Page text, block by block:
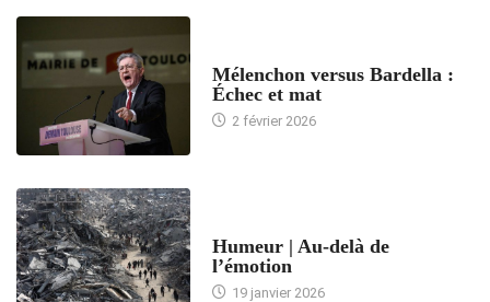
Mélenchon versus Bardella :
Échec et mat
2 février 2026
Humeur | Au-delà de
l’émotion
19 janvier 2026